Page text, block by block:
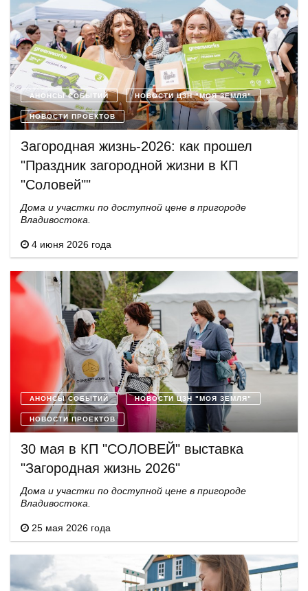
АНОНСЫ СОБЫТИЙ НОВОСТИ ЦЗН "МОЯ ЗЕМЛЯ"
НОВОСТИ ПРОЕКТОВ
Загородная жизнь-2026: как прошел
"Праздник загородной жизни в КП
"Соловей""
Дома и участки по доступной цене в пригороде
Владивостока.
4 июня 2026 года
АНОНСЫ СОБЫТИЙ НОВОСТИ ЦЗН "МОЯ ЗЕМЛЯ"
НОВОСТИ ПРОЕКТОВ
30 мая в КП "СОЛОВЕЙ" выставка
"Загородная жизнь 2026"
Дома и участки по доступной цене в пригороде
Владивостока.
25 мая 2026 года